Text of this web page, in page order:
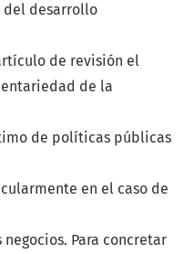
del desarrollo
de revisión el
de la
de políticas públicas
en el caso de
Para concretar